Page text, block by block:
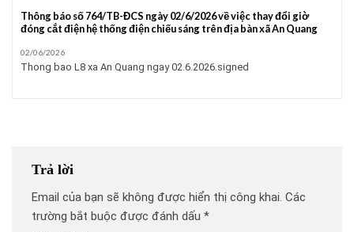
Thông báo số 764/TB-ĐCS ngày 02/6/2026 về việc thay đổi giờ
đóng cắt điện hệ thống điện chiếu sáng trên địa bàn xã An Quang
02/06/2026
Thong bao L8 xa An Quang ngay 02.6.2026.signed
Trả lời
Email của bạn sẽ không được hiển thị công khai. Các
trường bắt buộc được đánh dấu *